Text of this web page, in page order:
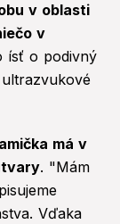
v oblasti
v
ísť o podivný
má v
. "Mám
Vďaka